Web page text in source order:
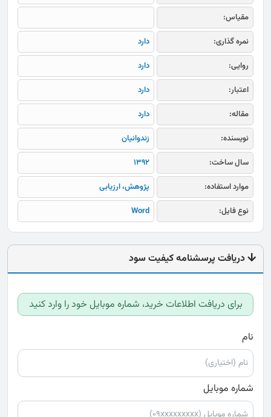
مقیاس:
نمره گذاری:
دارد
روایی:
دارد
اعتبار:
دارد
مقاله:
دارد
نویسنده:
زندوانیان
سال ساخت:
1392
موارد استفاده:
پژوهش، ارزیابی
نوع فایل:
Word
دریافت پرسشنامه کیفیت سود
برای دریافت اطلاعات خرید، شماره موبایل خود را وارد کنید
نام
شماره موبایل